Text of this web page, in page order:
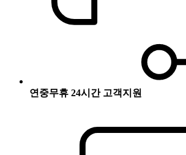
연중무휴 24시간 고객지원